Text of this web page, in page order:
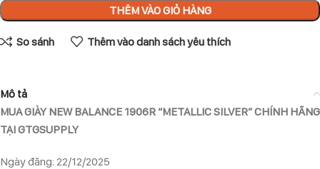
THÊM VÀO GIỎ HÀNG
So sánh Thêm vào danh sách yêu thích
Mô tả
MUA GIÀY NEW BALANCE 1906R “METALLIC SILVER” CHÍNH HÃNG
TẠI GTGSUPPLY
Ngày đăng: 22/12/2025